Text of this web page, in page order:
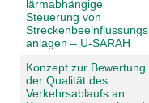
lärmabhängige
Steuerung von
Streckenbeeinflussungs
anlagen – U-SARAH
Konzept zur Bewertung
der Qualität des
Verkehrsablaufs an